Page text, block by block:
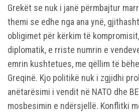
Grekët se nuk i janë përmbajtur
themi se edhe nga ana ynë,
obligimet për kërkim të
diplomatik, e rriste numrin e
emrin kushtetues, me qëllim të
Greqinë. Kjo politikë nuk i zgjidhi
anëtarësimi i vendit në NATO dhe
mosbesimin e ndërsjellë. Konflitki